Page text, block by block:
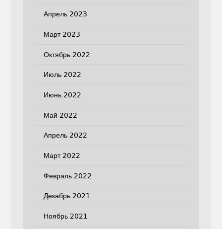
Апрель 2023
Март 2023
Октябрь 2022
Июль 2022
Июнь 2022
Май 2022
Апрель 2022
Март 2022
Февраль 2022
Декабрь 2021
Ноябрь 2021